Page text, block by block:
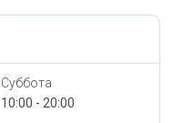
Суббота
10:00 - 20:00